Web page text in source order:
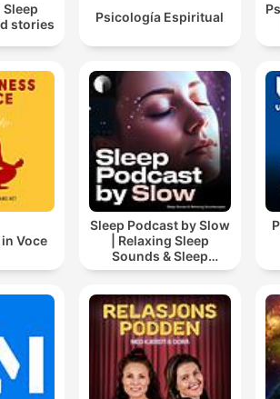
Sleep
stories
Psicología Espiritual
Voce
Sleep Podcast by Slow
| Relaxing Sleep
Sounds & Sleep
Stories | Nature Sound